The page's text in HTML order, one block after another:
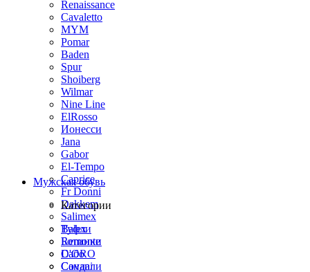
Renaissance
Cavaletto
MYM
Pomar
Baden
Spur
Shoiberg
Wilmar
Nine Line
ElRosso
Ионесси
Jana
Gabor
El-Tempo
Caprice
Fr Donni
Dakkem
Salimex
Balex
Remonte
D'ORO
Covani
Мужская обувь
Категории
Туфли
Ботинки
Сабо
Сандали